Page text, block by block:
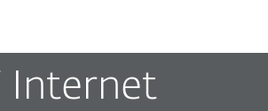
Internet